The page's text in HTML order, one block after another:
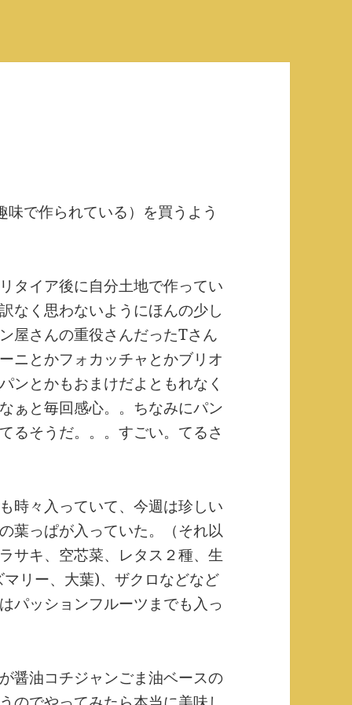
で作られている）を買うよう
タイア後に自分土地で作ってい
なく思わないようにほんの少し
屋さんの重役さんだったTさん
ニとかフォカッチャとかブリオ
ンとかもおまけだよともれなく
ぁと毎回感心。。ちなみにパン
るそうだ。。。すごい。てるさ
時々入っていて、今週は珍しい
葉っぱが入っていた。（それ以
サキ、空芯菜、レタス２種、生
リー、大葉)、ザクロなどなど
パッションフルーツまでも入っ
醤油コチジャンごま油ベースの